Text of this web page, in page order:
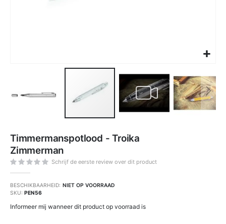
het
begin
van
de
afbeeldingen-
gallerij
Timmermanspotlood - Troika
Zimmerman
Schrijf de eerste review over dit product
BESCHIKBAARHEID: NIET OP VOORRAAD
SKU PEN56
Informeer mij wanneer dit product op voorraad is